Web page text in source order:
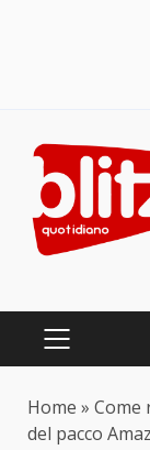
content
PRIMARY
Home » Come
del pacco